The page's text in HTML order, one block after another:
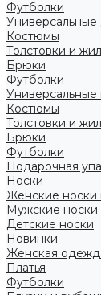
Футболки
Костюмы
Толстовки и
Брюки
Футболки
Костюмы
Толстовки и
Брюки
Футболки
Подарочная
Носки
Женские носки
Мужские носки
Детские носки
Новинки
Женская
Платья
Футболки